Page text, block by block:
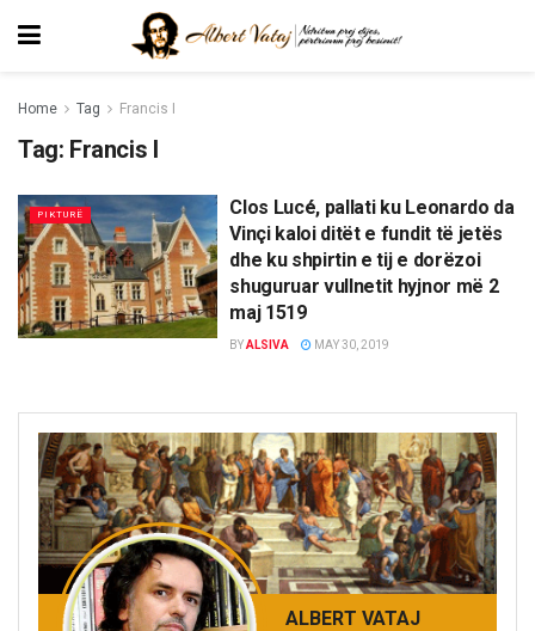
Home Tag Francis I
Tag: Francis I
PIKTURË
Clos Lucé, pallati ku Leonardo da
Vinçi kaloi ditët e fundit të jetës
dhe ku shpirtin e tij e dorëzoi
shuguruar vullnetit hyjnor më 2
maj 1519
BYALSIVA MAY 30, 2019
ALBERT VATAJ